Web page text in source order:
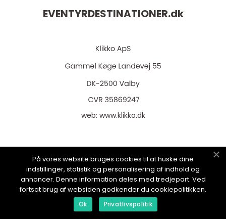
EVENTYRDESTINATIONER.dk
web: www.klikko.dk
Menu
Annoncering
På vores website bruges cookies til at huske dine
indstillinger, statistik og personalisering af indhold og
annoncer. Denne information deles med tredjepart. Ved
fortsat brug af websiden godkender du cookiepolitikken.
Ok Privatlivspolitik